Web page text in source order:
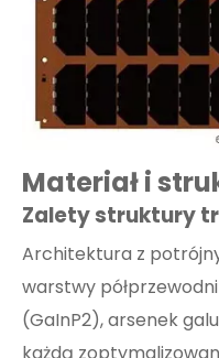
Materiał i
Zalety struktury
Architektura z
warstwy
(GaInP2), arsenek
każdą